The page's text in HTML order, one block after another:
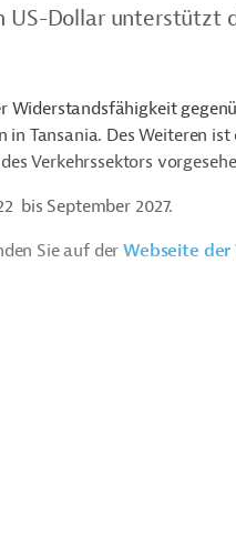
US-Dollar unterstützt
Widerstandsfähigkeit
Tansania. Des Weiteren
Verkehrssektors
bis September 2027.
Sie auf derWebseite